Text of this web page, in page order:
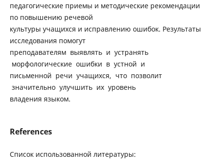
педагогические приемы и методические рекомендации
по повышению речевой
культуры учащихся и исправлению ошибок. Результаты
исследования помогут
преподавателям выявлять и устранять
морфологические ошибки в устной и
письменной речи учащихся, что позволит
значительно улучшить их уровень
владения языком.
References
Список использованной литературы: